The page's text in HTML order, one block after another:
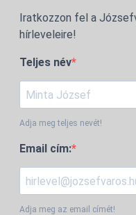
Iratkozzon fel a
hírleveleire!
Teljes név
Adja meg teljes nevét!
Email cím:
Adja meg az email címét!